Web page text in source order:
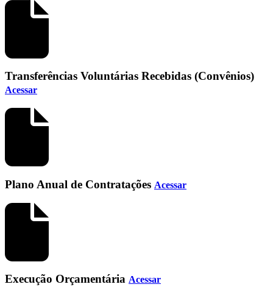
Transferências Voluntárias Recebidas (Convênios)
Acessar
Plano Anual de Contratações Acessar
Execução Orçamentária Acessar